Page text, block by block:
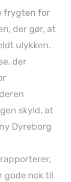
frygten for
der gør, at
ulykken.
der
skyld, at
Dyreborg
gode nok til